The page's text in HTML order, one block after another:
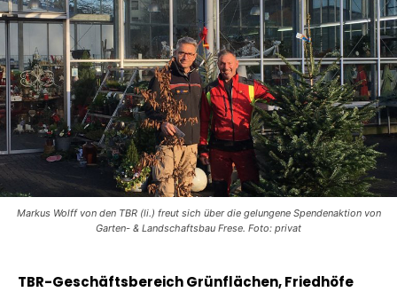
Markus Wolff von den TBR (li.) freut sich über die gelungene Spendenaktion von
Garten- & Landschaftsbau Frese. Foto: privat
TBR-Geschäftsbereich Grünflächen, Friedhöfe